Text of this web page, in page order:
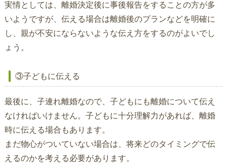
実情としては、離婚決定後に事後報告をすることの方が多
いようですが、伝える場合は離婚後のプランなどを明確に
し、親が不安にならないような伝え方をするのがよいでし
ょう。
③子どもに伝える
最後に、子連れ離婚なので、子どもにも離婚について伝え
なければいけません。子どもに十分理解力があれば、離婚
時に伝える場合もあります。
まだ物心がついていない場合は、将来どのタイミングで伝
えるのかを考える必要があります。